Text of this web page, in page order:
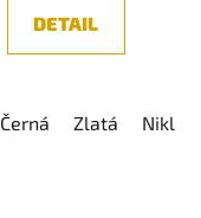
z
DETAIL
Černá Zlatá Nikl